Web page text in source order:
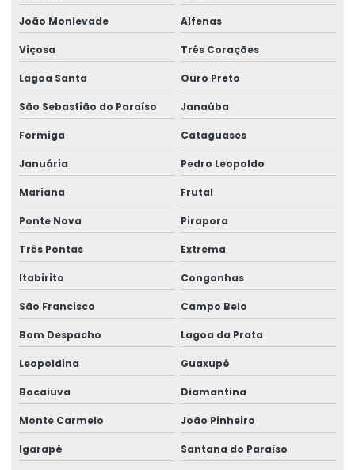
João Monlevade Alfenas
Viçosa Três Corações
Lagoa Santa Ouro Preto
São Sebastião do Paraíso Janaúba
Formiga Cataguases
Januária Pedro Leopoldo
Mariana Frutal
Ponte Nova Pirapora
Três Pontas Extrema
Itabirito Congonhas
São Francisco Campo Belo
Bom Despacho Lagoa da Prata
Leopoldina Guaxupé
Bocaiuva Diamantina
Monte Carmelo João Pinheiro
Igarapé Santana do Paraíso